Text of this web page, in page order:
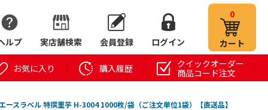
ルプ 実店舗検索 会員登録 ログイン
0
カート
お気に入り 購入履歴
クイックオーダー
商品コード注文
ースラベル 特撰里芋 H-3004 1000枚/袋（ご注文単位1袋）【直送品】